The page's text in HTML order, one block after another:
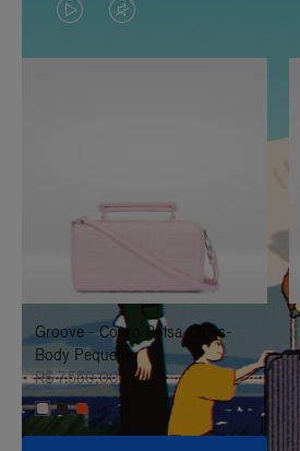
O
VÍDEO
PRESSIONE
PAUSÁ-
LO
O
VÍDEO
FAVOR,
CLIQUE
PARA
ATIVÁ-
LO
Groove - Couro Bolsa Cross-
Body Pequena
R$ 7.550,00
+5